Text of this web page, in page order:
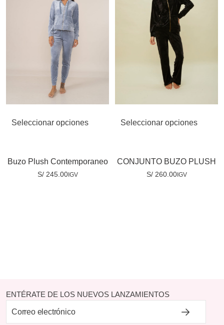
Seleccionar opciones
Buzo Plush Contemporaneo
S/245.00IGV
Seleccionar opciones
CONJUNTO BUZO PLUSH
S/260.00IGV
ENTÉRATE DE LOS NUEVOS LANZAMIENTOS